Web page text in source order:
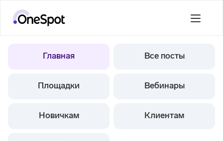
Главная Все посты
Площадки Вебинары
Новичкам Клиентам